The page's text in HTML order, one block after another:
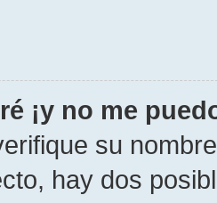
¡y no me
su
hay dos